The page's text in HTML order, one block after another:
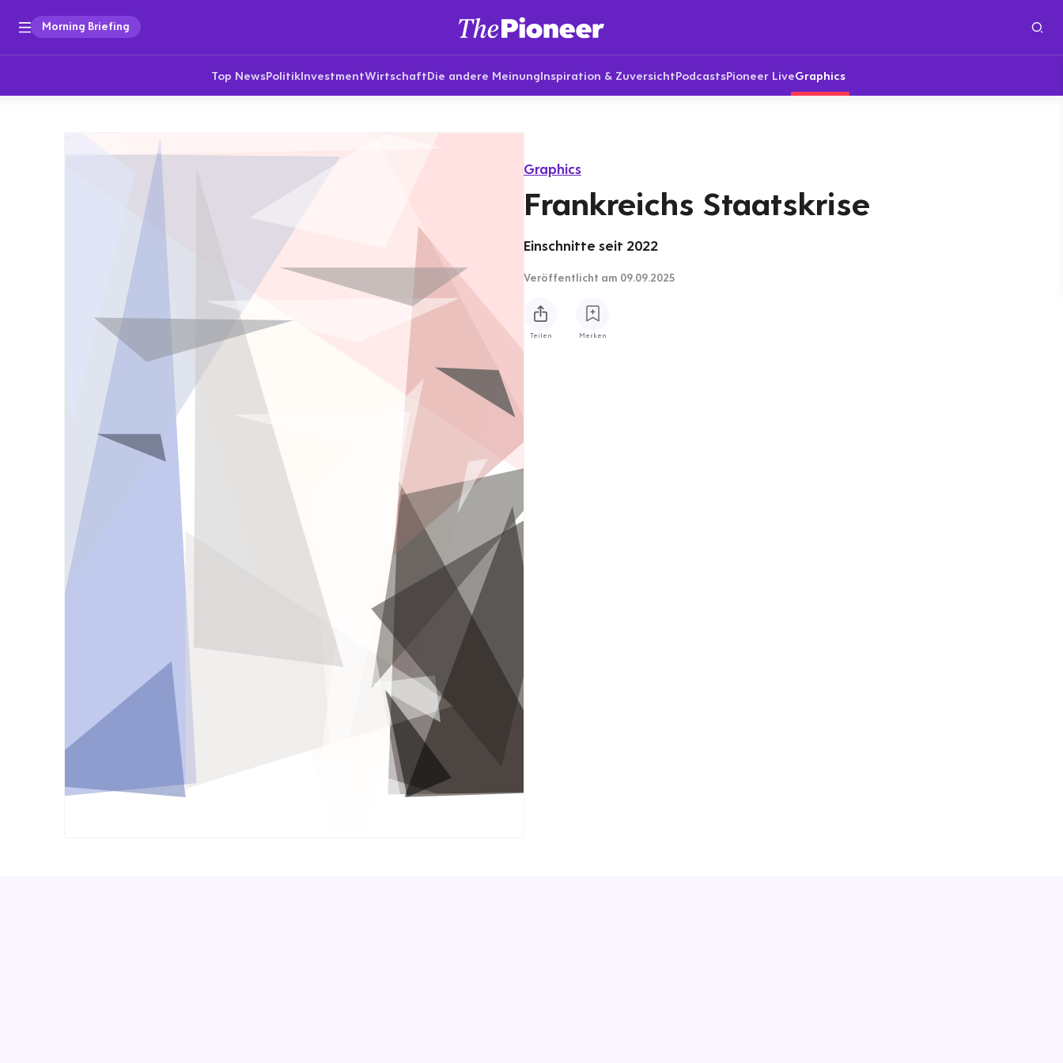
Morning Briefing
Top NewsPolitikInvestmentWirtschaftDie andere MeinungInspiration & ZuversichtPodcastsPioneer LiveGraphics
Graphics
Frankreichs Staatskrise
Einschnitte seit 2022
Veröffentlicht am 09.09.2025
Teilen Merken